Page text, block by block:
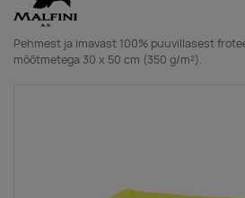
Pehmest ja imavast 100% puuvillasest
mõõtmetega 30 x 50 cm (350 g/m²).